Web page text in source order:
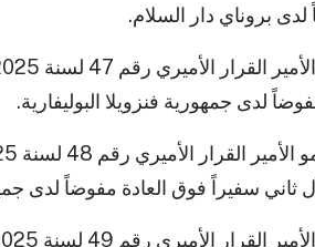
لدى بروناي دار السلام.
لدى جمهورية فنزويلا البوليفارية.
ثاني سفيراً فوق العادة مفوضاً لدى